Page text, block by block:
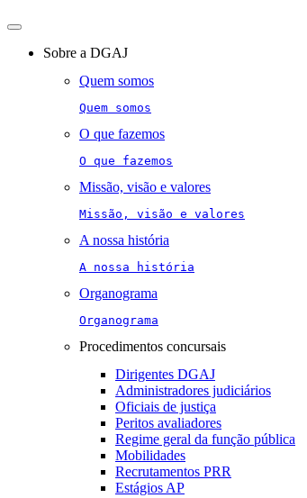
Toggle
navigationSobre a DGAJ
Quem somos
Quem somos
O que fazemos
O que fazemos
Missão, visão e valores
Missão, visão e valores
A nossa história
A nossa história
Organograma
Organograma
Procedimentos concursais
Dirigentes DGAJ
Administradores judiciários
Oficiais de justiça
Peritos avaliadores
Regime geral da função pública
Mobilidades
Recrutamentos PRR
Estágios AP